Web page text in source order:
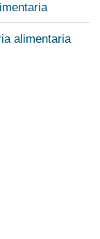
alimentaria